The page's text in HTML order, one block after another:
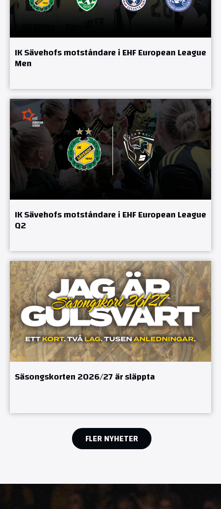
IK Sävehofs motståndare i EHF European League
Men
IK Sävehofs motståndare i EHF European League
Q2
Säsongskorten 2026/27 är släppta
FLER NYHETER